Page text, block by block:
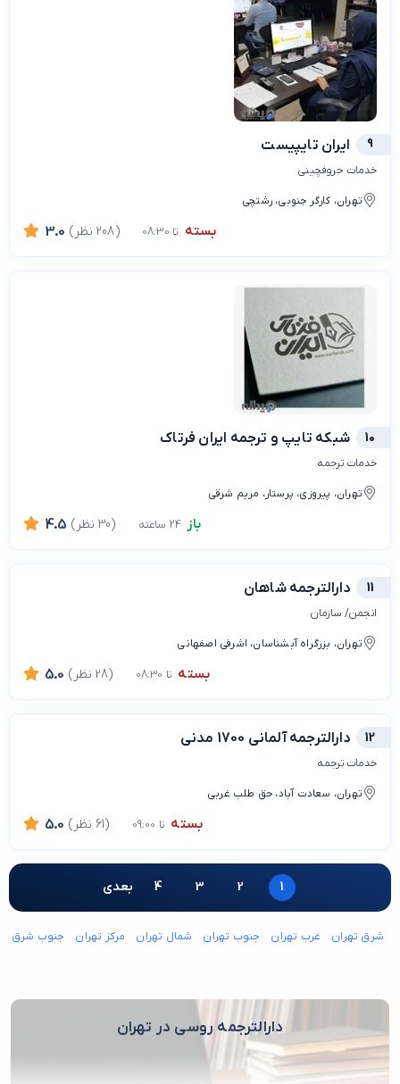
9 ایران تایپیست
خدمات حروفچینی
تهران، کارگر جنوبی، رشتچی
بسته تا 08:30 3.0 (208 نظر)
10 شبکه تایپ و ترجمه ایران فرتاک
خدمات ترجمه
تهران، پیروزی، پرستار، مریم شرقی
باز 4.5 (30 نظر)
11 دارالترجمه شاهان
انجمن/ سازمان
تهران، بزرگراه آبشناسان، اشرفی اصفهانی
بسته تا 08:30 5.0 (28 نظر)
12 دارالترجمه آلمانی 1700 مدنی
خدمات ترجمه
تهران، سعادت آباد، حق طلب غربی
بسته تا 09:00 5.0 (61 نظر)
1
2
3
4 بعدی
شرق تهران غرب تهران جنوب تهران شمال تهران مرکز تهران جنوب شرق
دارالترجمه روسی در تهران